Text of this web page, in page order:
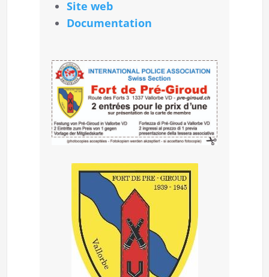
Site web
Documentation